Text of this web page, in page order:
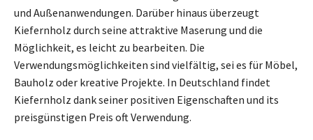
und Außenanwendungen. Darüber hinaus überzeugt
Kiefernholz durch seine attraktive Maserung und die
Möglichkeit, es leicht zu bearbeiten. Die
Verwendungsmöglichkeiten sind vielfältig, sei es für Möbel,
Bauholz oder kreative Projekte. In Deutschland findet
Kiefernholz dank seiner positiven Eigenschaften und its
preisgünstigen Preis oft Verwendung.